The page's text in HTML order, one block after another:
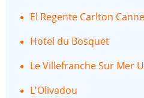
El Regente Carlton
Hotel du Bosquet
Le Villefranche Sur Mer
L'Olivadou